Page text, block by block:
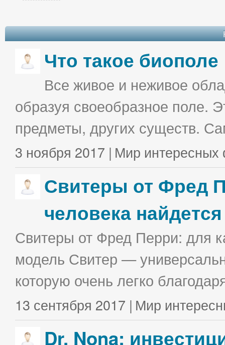
Что такое биополе
Все живое и неживое
образуя своеобразное поле.
предметы, других существ.
3 ноября 2017 | Мир интересных
Свитеры от Фред
человека
Свитеры от Фред Перри: для
модель Свитер —
которую очень легко
13 сентября 2017 | Мир
Dr. Nona: